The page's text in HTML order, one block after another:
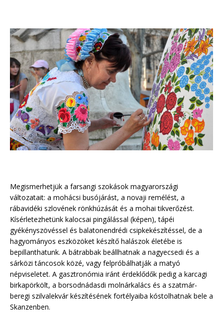
Megismerhetjük a farsangi szokások magyarországi
változatait: a mohácsi busójárást, a novaji remélést, a
rábavidéki szlovének rönkhúzását és a mohai tikverőzést.
Kísérletezhetünk kalocsai pingálással (képen), tápéi
gyékényszövéssel és balatonendrédi csipkekészítéssel, de a
hagyományos eszközöket készítő halászok életébe is
bepillanthatunk. A bátrabbak beállhatnak a nagyecsedi és a
sárközi táncosok közé, vagy felpróbálhatják a matyó
népviseletet. A gasztronómia iránt érdeklődők pedig a karcagi
birkapörkölt, a borsodnádasdi molnárkalács és a szatmár-
beregi szilvalekvár készítésének fortélyaiba kóstolhatnak bele a
Skanzenben.